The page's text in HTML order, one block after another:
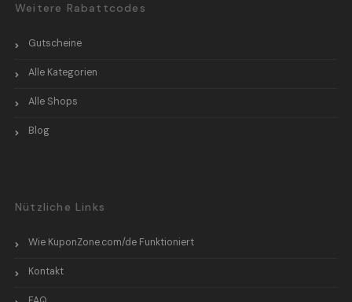
Weitere Rabattcodes
Gutscheine
Alle Kategorien
Alle Shops
Blog
Nützliche Links
Wie KuponZone.com/de Funktioniert
Kontakt